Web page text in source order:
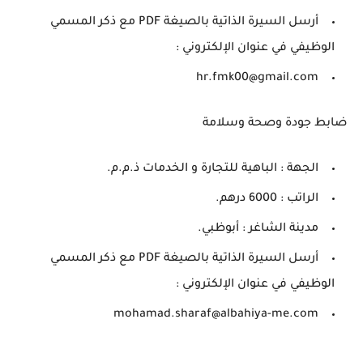
أرسل السيرة الذاتية بالصيغة PDF مع ذكر المسمي
الوظيفي في عنوان الإلكتروني :
hr.fmk00@gmail.com
ضابط جودة وصحة وسلامة
الجهة : الباهية للتجارة و الخدمات ذ.م.م.
الراتب : 6000 درهم.
مدينة الشاغر : أبوظبي.
أرسل السيرة الذاتية بالصيغة PDF مع ذكر المسمي
الوظيفي في عنوان الإلكتروني :
mohamad.sharaf@albahiya-me.com